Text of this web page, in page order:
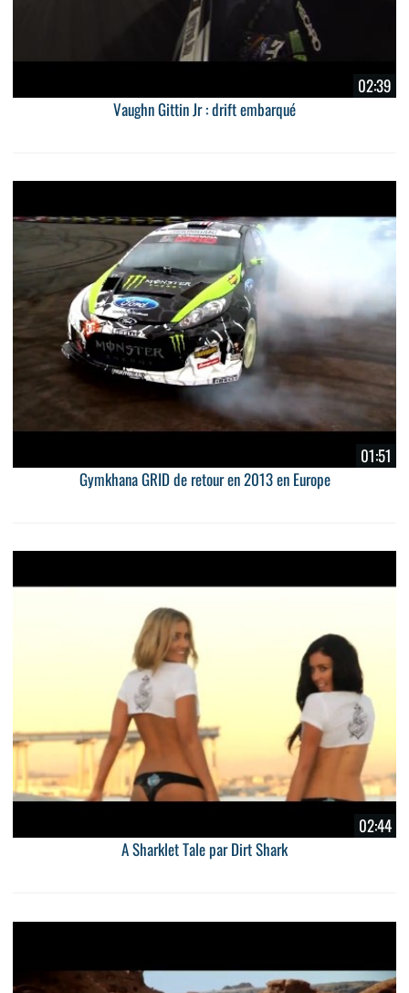
02:39
Vaughn Gittin Jr : drift embarqué
01:51
Gymkhana GRID de retour en 2013 en Europe
02:44
A Sharklet Tale par Dirt Shark